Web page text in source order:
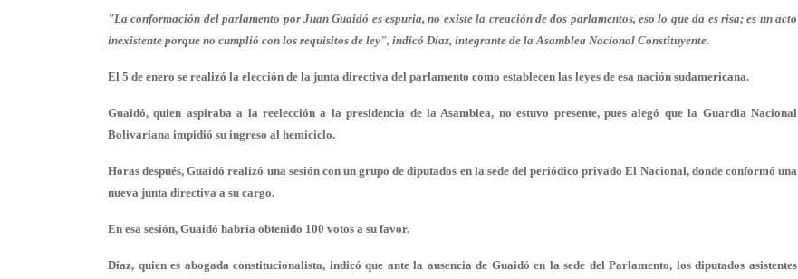
"La conformación del parlamento por Juan Guaidó es espuria, no existe la creación de dos parlamentos, eso lo que da es risa; es un acto
inexistente porque no cumplió con los requisitos de ley", indicó Díaz, integrante de la Asamblea Nacional Constituyente.
El 5 de enero se realizó la elección de la junta directiva del parlamento como establecen las leyes de esa nación sudamericana.
Guaidó, quien aspiraba a la reelección a la presidencia de la Asamblea, no estuvo presente, pues alegó que la Guardia Nacional
Bolivariana impidió su ingreso al hemiciclo.
Horas después, Guaidó realizó una sesión con un grupo de diputados en la sede del periódico privado El Nacional, donde conformó una
nueva junta directiva a su cargo.
En esa sesión, Guaidó habría obtenido 100 votos a su favor.
Díaz, quien es abogada constitucionalista, indicó que ante la ausencia de Guaidó en la sede del Parlamento, los diputados asistentes